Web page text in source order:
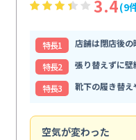
3.4(9
特⻑1
店舗は閉店後
特⻑2
張り替えずに
特⻑3
靴下の履き替え
空気が変わった